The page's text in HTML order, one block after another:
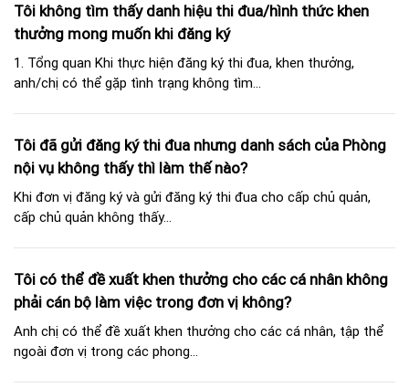
Tôi không tìm thấy danh hiệu thi đua/hình thức khen
thưởng mong muốn khi đăng ký
1. Tổng quan Khi thực hiện đăng ký thi đua, khen thưởng,
anh/chị có thể gặp tình trạng không tìm...
Tôi đã gửi đăng ký thi đua nhưng danh sách của Phòng
nội vụ không thấy thì làm thế nào?
Khi đơn vị đăng ký và gửi đăng ký thi đua cho cấp chủ quản,
cấp chủ quản không thấy...
Tôi có thể đề xuất khen thưởng cho các cá nhân không
phải cán bộ làm việc trong đơn vị không?
Anh chị có thể đề xuất khen thưởng cho các cá nhân, tập thể
ngoài đơn vị trong các phong...